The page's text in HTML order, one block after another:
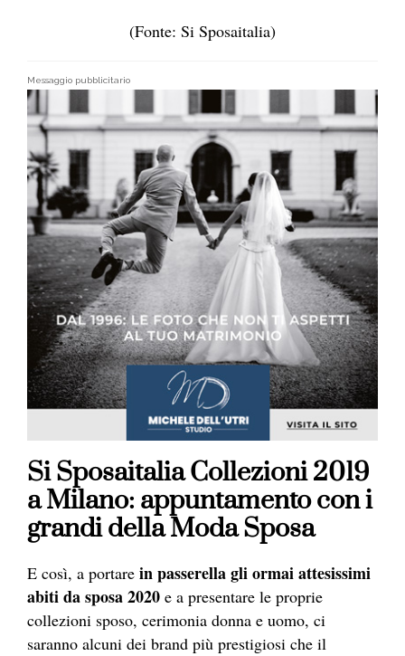
(Fonte: Si Sposaitalia)
Messaggio pubblicitario
Si Sposaitalia Collezioni 2019
a Milano: appuntamento con i
grandi della Moda Sposa
E così, a portare in passerella gli ormai attesissimi
abiti da sposa 2020 e a presentare le proprie
collezioni sposo, cerimonia donna e uomo, ci
saranno alcuni dei brand più prestigiosi che il